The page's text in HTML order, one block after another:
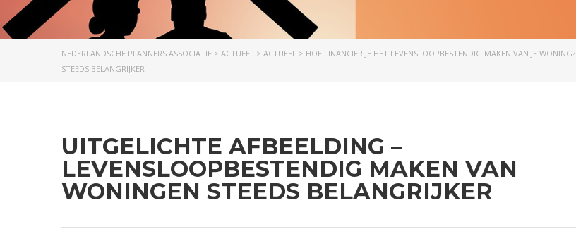
NEDERLANDSCHE PLANNERS ASSOCIATIE > ACTUEEL > ACTUEEL > HOE FINANCIER JE HET LEVENSLOOPBESTENDIG MAKEN VAN JE WONING?
STEEDS BELANGRIJKER
UITGELICHTE AFBEELDING –
LEVENSLOOPBESTENDIG MAKEN VAN
WONINGEN STEEDS BELANGRIJKER